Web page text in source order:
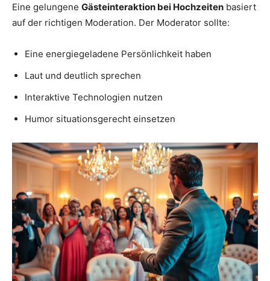
Eine gelungene Gästeinteraktion bei Hochzeiten basiert
auf der richtigen Moderation. Der Moderator sollte:
Eine energiegeladene Persönlichkeit haben
Laut und deutlich sprechen
Interaktive Technologien nutzen
Humor situationsgerecht einsetzen